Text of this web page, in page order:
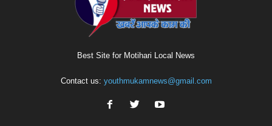
Best Site for Motihari Local News
Contact us: youthmukamnews@gmail.com